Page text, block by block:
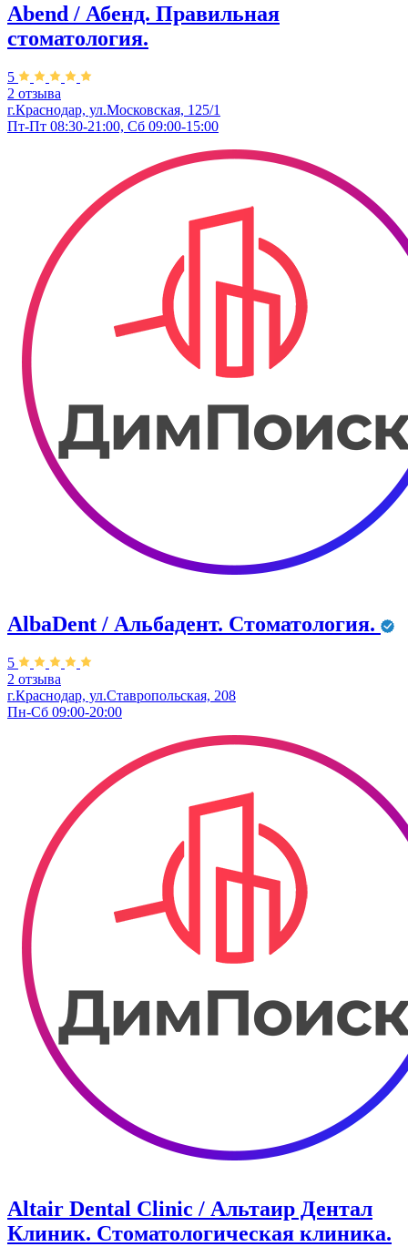
Abend / Абенд. Правильная
стоматология.
5
2 отзыва
г.Краснодар, ул.Московская, 125/1
Пт-Пт 08:30-21:00, Сб 09:00-15:00
AlbaDent / Альбадент. Стоматология.
5
2 отзыва
г.Краснодар, ул.Ставропольская, 208
Пн-Сб 09:00-20:00
Altair Dental Clinic / Альтаир Дентал
Клиник. Стоматологическая клиника.